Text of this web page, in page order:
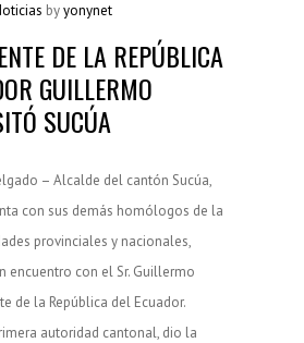
byyonynet
DE LA REPÚBLICA
GUILLERMO
SUCÚA
– Alcalde del cantón Sucúa,
con sus demás homólogos de la
provinciales y nacionales,
encuentro con el Sr. Guillermo
de la República del Ecuador.
autoridad cantonal, dio la